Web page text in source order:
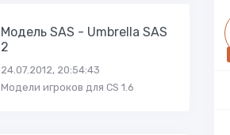
Модель SAS - Umbrella SAS
2
24.07.2012, 20:54:43
Модели игроков для CS 1.6